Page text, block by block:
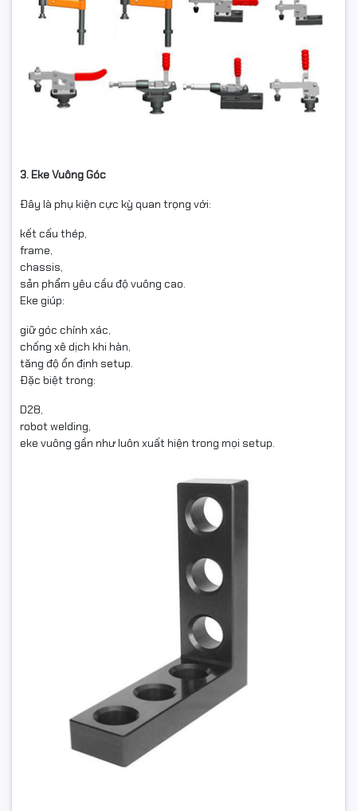
3. Eke Vuông Góc
Đây là phụ kiện cực kỳ quan trọng với:
kết cấu thép,
frame,
chassis,
sản phẩm yêu cầu độ vuông cao.
Eke giúp:
giữ góc chính xác,
chống xê dịch khi hàn,
tăng độ ổn định setup.
Đặc biệt trong:
D28,
robot welding,
eke vuông gần như luôn xuất hiện trong mọi setup.